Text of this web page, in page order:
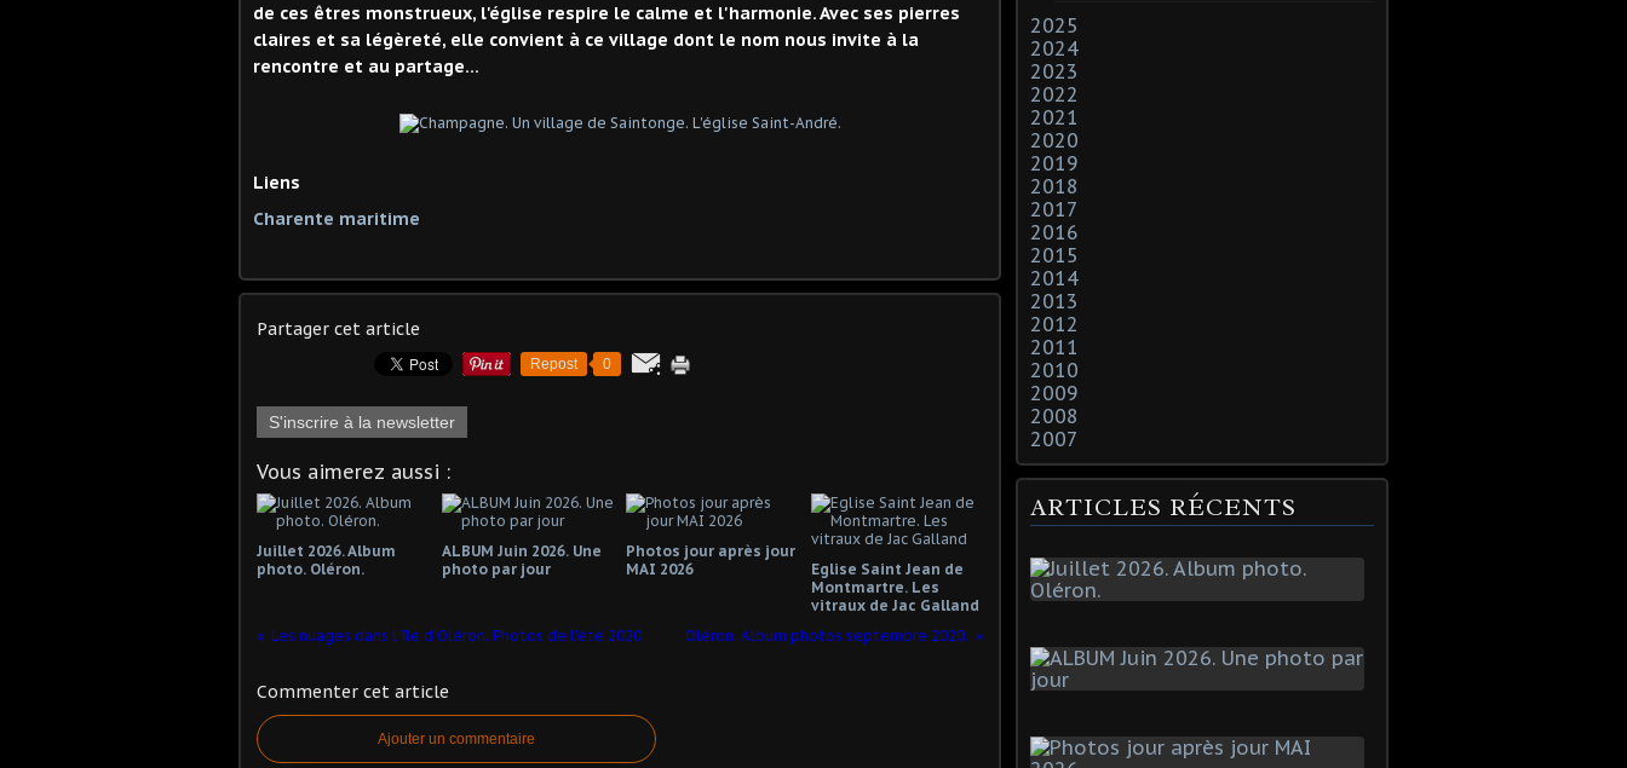
de ces êtres monstrueux, l'église respire le calme et l'harmonie. Avec ses pierres
claires et sa légèreté, elle convient à ce village dont le nom nous invite à la
rencontre et au partage...
Liens
Charente maritime
Partager cet article
Repost 0
S'inscrire à la newsletter
Vous aimerez aussi :
Juillet 2026. Album
photo. Oléron.
ALBUM Juin 2026. Une
photo par jour
Photos jour après jour
MAI 2026
Eglise Saint Jean de
Montmartre. Les
vitraux de Jac Galland
Les nuages dans l'île d'Oléron. Photos de l'été 2020.
Oléron. Album photos septembre 2020.
Commenter cet article
Ajouter un commentaire
2025
2024
2023
2022
2021
2020
2019
2018
2017
2016
2015
2014
2013
2012
2011
2010
2009
2008
2007
ARTICLES RÉCENTS